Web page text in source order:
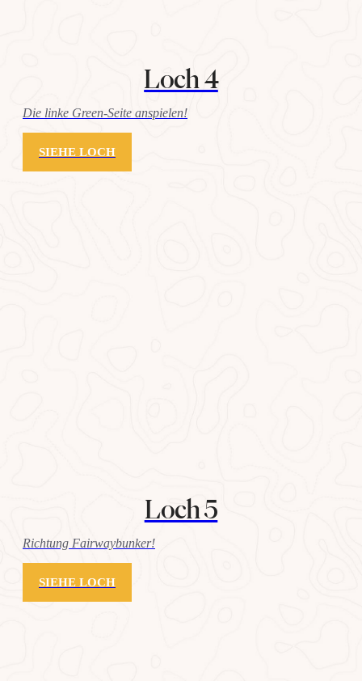
Loch 4
Die linke Green-Seite anspielen!
SIEHE LOCH
Loch 5
Richtung Fairwaybunker!
SIEHE LOCH